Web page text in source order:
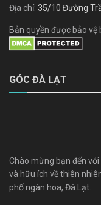
Địa chỉ: 35/10 Đường
Bản quyền được bảo vệ
GÓC ĐÀ LẠT
Chào mừng bạn đến
và hữu ích về thiên
phố ngàn hoa, Đà Lạt.